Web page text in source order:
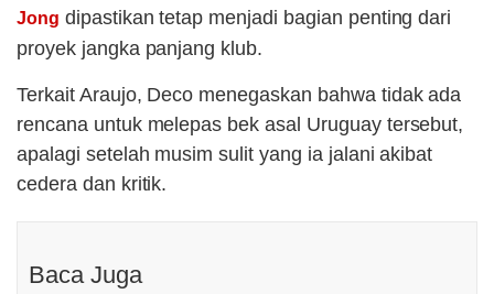
Jong dipastikan tetap menjadi bagian penting dari
proyek jangka panjang klub.
Terkait Araujo, Deco menegaskan bahwa tidak ada
rencana untuk melepas bek asal Uruguay tersebut,
apalagi setelah musim sulit yang ia jalani akibat
cedera dan kritik.
Baca Juga